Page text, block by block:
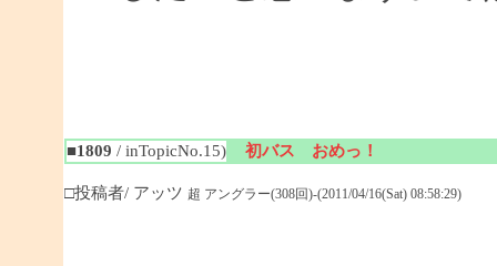
■1809 / inTopicNo.15) 初バス おめっ！
□投稿者/ アッツ 超 アングラー(308回)-(2011/04/16(Sat) 08:58:29)